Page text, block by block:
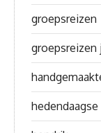
groepsreizen
groepsreizen